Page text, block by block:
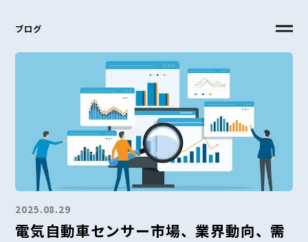
ブログ
2025.08.29
電気自動車センサー市場、業界動向、需